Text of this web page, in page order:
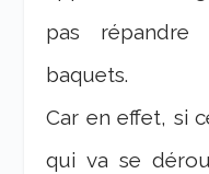
pas répandre
baquets.
Car en effet, si
qui va se